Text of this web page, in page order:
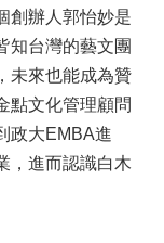
創辦人郭怡妙是
知台灣的藝文團
未來也能成為贊
點文化管理顧問
政大EMBA進
，進而認識白木